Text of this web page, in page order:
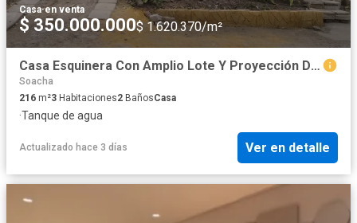
Casa·en venta
$ 350.000.000$ 1.620.370/m²
Casa Esquinera Con Amplio Lote Y Proyección De Construcción En Sibaté – Barrio La Paz
Soacha
216 m²3 Habitaciones2 BañosCasa
·Tanque de agua
Actualizado hace 3 días Ver en detalle